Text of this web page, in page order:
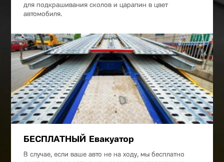
для подкрашивания сколов и царапин в цвет
автомобиля.
БЕСПЛАТНЫЙ Евакуатор
В случае, если ваше авто не на ходу, мы бесплатно